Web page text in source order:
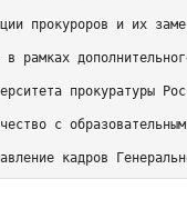
прокуроров и их
рамках
прокуратуры
с